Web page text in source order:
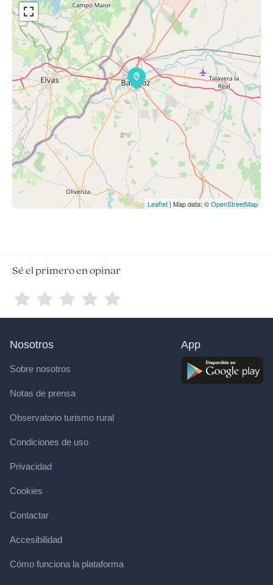
Leaflet | Map data: ©OpenStreetMap
Sé el primero en opinar
Nosotros
Sobre nosotros
Notas de prensa
Observatorio turismo rural
Condiciones de uso
Privacidad
Cookies
Contactar
Accesibilidad
Cómo funciona la plataforma
App